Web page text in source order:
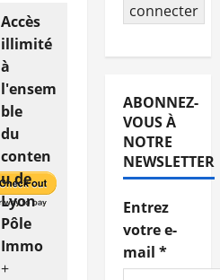
Accès
illimité
à
l'ensem
ble
du
conten
u de
Lyon
Pôle
Immo
+
connecter
ABONNEZ-
VOUS À
NOTRE
NEWSLETTER
Entrez
votre e-
mail *